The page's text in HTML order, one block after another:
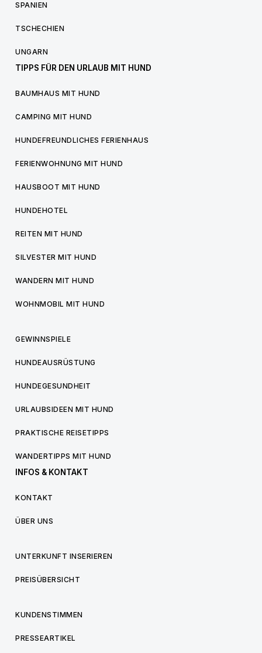
SPANIEN
TSCHECHIEN
UNGARN
TIPPS FÜR DEN URLAUB MIT HUND
BAUMHAUS MIT HUND
CAMPING MIT HUND
HUNDEFREUNDLICHES FERIENHAUS
FERIENWOHNUNG MIT HUND
HAUSBOOT MIT HUND
HUNDEHOTEL
REITEN MIT HUND
SILVESTER MIT HUND
WANDERN MIT HUND
WOHNMOBIL MIT HUND
GEWINNSPIELE
HUNDEAUSRÜSTUNG
HUNDEGESUNDHEIT
URLAUBSIDEEN MIT HUND
PRAKTISCHE REISETIPPS
WANDERTIPPS MIT HUND
INFOS & KONTAKT
KONTAKT
ÜBER UNS
UNTERKUNFT INSERIEREN
PREISÜBERSICHT
KUNDENSTIMMEN
PRESSEARTIKEL